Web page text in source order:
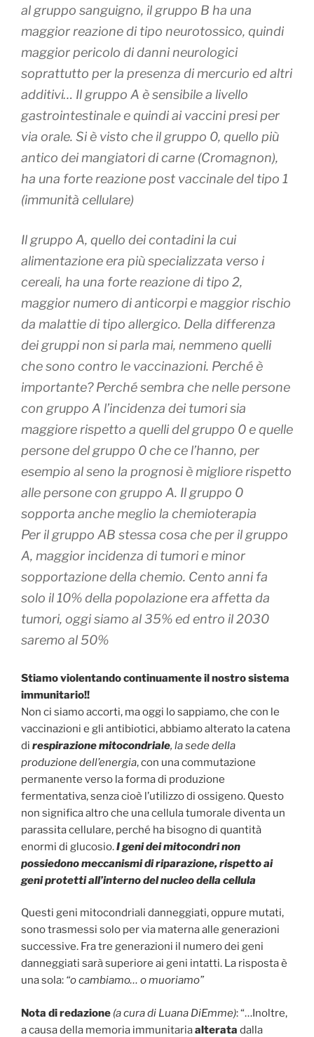
al gruppo sanguigno, il gruppo B ha una
maggior reazione di tipo neurotossico, quindi
maggior pericolo di danni neurologici
soprattutto per la presenza di mercurio ed altri
additivi… Il gruppo A è sensibile a livello
gastrointestinale e quindi ai vaccini presi per
via orale. Si è visto che il gruppo 0, quello più
antico dei mangiatori di carne (Cromagnon),
ha una forte reazione post vaccinale del tipo 1
(immunità cellulare)
Il gruppo A, quello dei contadini la cui
alimentazione era più specializzata verso i
cereali, ha una forte reazione di tipo 2,
maggior numero di anticorpi e maggior rischio
da malattie di tipo allergico. Della differenza
dei gruppi non si parla mai, nemmeno quelli
che sono contro le vaccinazioni. Perché è
importante? Perché sembra che nelle persone
con gruppo A l’incidenza dei tumori sia
maggiore rispetto a quelli del gruppo 0 e quelle
persone del gruppo 0 che ce l’hanno, per
esempio al seno la prognosi è migliore rispetto
alle persone con gruppo A. Il gruppo 0
sopporta anche meglio la chemioterapia
Per il gruppo AB stessa cosa che per il gruppo
A, maggior incidenza di tumori e minor
sopportazione della chemio. Cento anni fa
solo il 10% della popolazione era affetta da
tumori, oggi siamo al 35% ed entro il 2030
saremo al 50%
Stiamo violentando continuamente il nostro sistema
immunitario!!
Non ci siamo accorti, ma oggi lo sappiamo, che con le
vaccinazioni e gli antibiotici, abbiamo alterato la catena
di respirazione mitocondriale, la sede della
produzione dell’energia, con una commutazione
permanente verso la forma di produzione
fermentativa, senza cioè l’utilizzo di ossigeno. Questo
non significa altro che una cellula tumorale diventa un
parassita cellulare, perché ha bisogno di quantità
enormi di glucosio.I geni dei mitocondri non
possiedono meccanismi di riparazione, rispetto ai
geni protetti all’interno del nucleo della cellula
Questi geni mitocondriali danneggiati, oppure mutati,
sono trasmessi solo per via materna alle generazioni
successive. Fra tre generazioni il numero dei geni
danneggiati sarà superiore ai geni intatti. La risposta è
una sola: “o cambiamo… o muoriamo”
Nota di redazione (a cura di Luana DiEmme): “…Inoltre,
a causa della memoria immunitariaalterata dalla